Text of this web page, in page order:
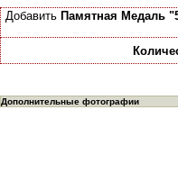
Добавить Памятная Медаль
Дополнительные фотографии